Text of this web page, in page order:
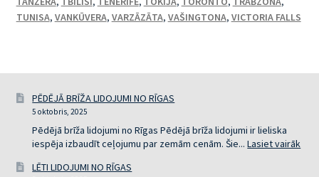
TUNISA, VANKŪVERA, VARZĀZĀTA, VAŠINGTONA, VICTORIA FALLS
PĒDĒJĀ BRĪŽA LIDOJUMI NO RĪGAS
5 oktobris, 2025
Pēdējā brīža lidojumi no Rīgas Pēdējā brīža lidojumi ir lieliska
iespēja izbaudīt ceļojumu par zemām cenām. Šie...Lasiet vairāk
LĒTI LIDOJUMI NO RĪGAS